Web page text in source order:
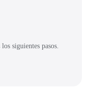
siguientes pasos.